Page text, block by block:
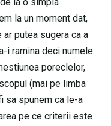
la un moment dat,
putea sugera ca a
i ramina deci numele:
poreclelor,
(mai pe limba
sa spunem ca le-a
pe ce criterii este